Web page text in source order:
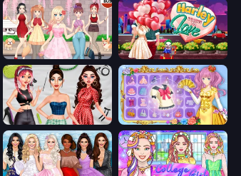
Anime Girls Dress Up Games Harley Learns To Love
Brat Girl Summer Anime Princess Dress Up